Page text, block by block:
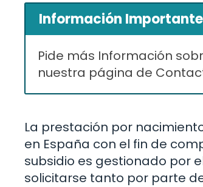
Información Importante
Pide más Información
nuestra página de
La prestación por
en España con el fin de
subsidio es gestionado por
solicitarse tanto por parte